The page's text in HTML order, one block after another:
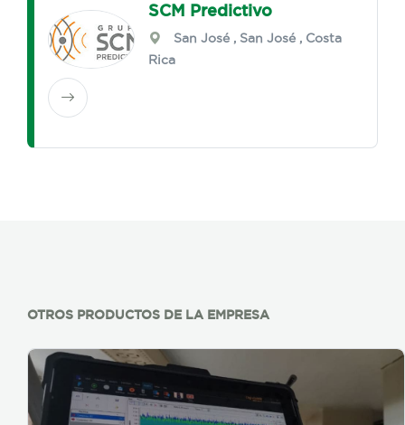
SCM Predictivo
San José , San José , Costa
Rica
OTROS PRODUCTOS DE LA EMPRESA